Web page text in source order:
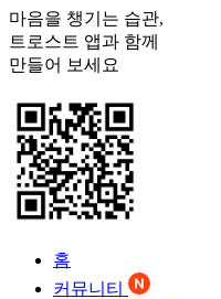
마음을 챙기는 습관,
트로스트 앱과 함께
만들어 보세요
홈
커뮤니티